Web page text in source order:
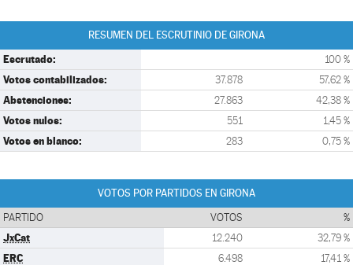
RESUMEN DEL ESCRUTINIO DE GIRONA
Escrutado: 100 %
Votos contabilizados: 37.878 57,62 %
Abstenciones: 27.863 42,38 %
Votos nulos: 551 1,45 %
Votos en blanco: 283 0,75 %
VOTOS POR PARTIDOS EN GIRONA
PARTIDO VOTOS %
JxCat 12.240 32,79 %
ERC 6.498 17,41 %